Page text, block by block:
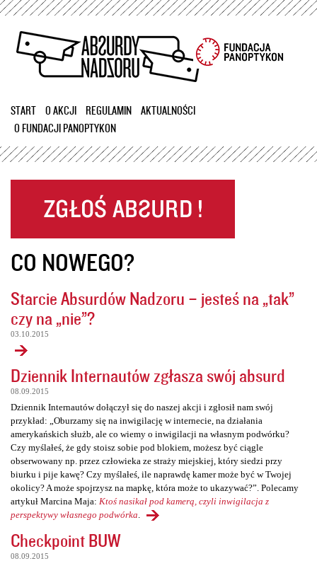
Przejdź
treści
START O AKCJI REGULAMIN
AKTUALNOŚCI
O FUNDACJI PANOPTYKON
CO NOWEGO?
Starcie Absurdów Nadzoru – jesteś na „tak”
czy na „nie”?
03.10.2015
Dziennik Internautów zgłasza swój absurd
08.09.2015
Dziennik Internautów dołączył się do naszej akcji i zgłosił nam swój
przykład: „Oburzamy się na inwigilację w internecie, na działania
amerykańskich służb, ale co wiemy o inwigilacji na własnym podwórku?
Czy myślałeś, że gdy stoisz sobie pod blokiem, możesz być ciągle
obserwowany np. przez człowieka ze straży miejskiej, który siedzi przy
biurku i pije kawę? Czy myślałeś, ile naprawdę kamer może być w Twojej
okolicy? A może spojrzysz na mapkę, która może to ukazywać?”. Polecamy
artykuł Marcina Maja: Ktoś nasikał pod kamerą, czyli inwigilacja z
perspektywy własnego podwórka
Checkpoint BUW
08.09.2015